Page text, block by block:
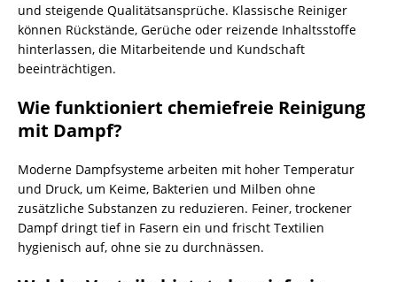
und steigende Qualitätsansprüche. Klassische Reiniger
können Rückstände, Gerüche oder reizende Inhaltsstoffe
hinterlassen, die Mitarbeitende und Kundschaft
beeinträchtigen.
Wie funktioniert chemiefreie Reinigung
mit Dampf?
Moderne Dampfsysteme arbeiten mit hoher Temperatur
und Druck, um Keime, Bakterien und Milben ohne
zusätzliche Substanzen zu reduzieren. Feiner, trockener
Dampf dringt tief in Fasern ein und frischt Textilien
hygienisch auf, ohne sie zu durchnässen.